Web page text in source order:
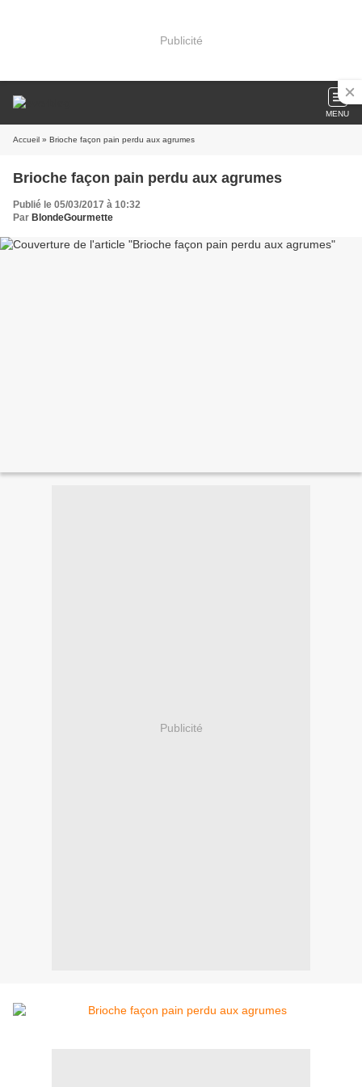
Publicité
MENU
Accueil » Brioche façon pain perdu aux agrumes
Brioche façon pain perdu aux agrumes
Publié le 05/03/2017 à 10:32
Par BlondeGourmette
Publicité